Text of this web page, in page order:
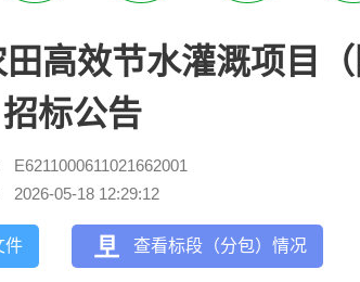
高效节水灌溉项目
招标公告
E6211000611021662001
2026-05-18 12:29:12
件 查看标段（分包）情况